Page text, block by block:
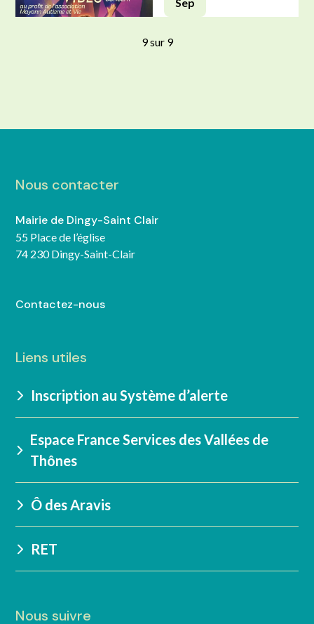
Concert solidaire
9sur 9
Nous contacter
Mairie de Dingy-Saint Clair
55 Place de l’église
74 230 Dingy-Saint-Clair
Contactez-nous
Liens utiles
Inscription au Système d’alerte
Espace France Services des Vallées de
Thônes
Ô des Aravis
RET
Nous suivre